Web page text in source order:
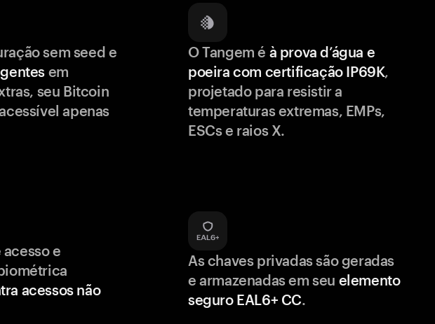
sem seed e
em
seu Bitcoin
apenas
O Tangem é à prova d’água e
poeira com certificação IP69K,
projetado para resistir a
temperaturas extremas, EMPs,
ESCs e raios X.
e
acessos não
As chaves privadas são geradas
e armazenadas em seu elemento
seguro EAL6+ CC.